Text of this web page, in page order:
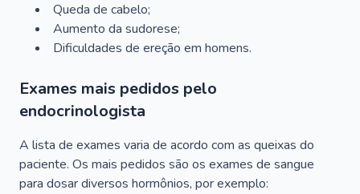
Queda de cabelo;
Aumento da sudorese;
Dificuldades de ereção em homens.
Exames mais pedidos pelo
endocrinologista
A lista de exames varia de acordo com as queixas do
paciente. Os mais pedidos são os exames de sangue
para dosar diversos hormônios, por exemplo: